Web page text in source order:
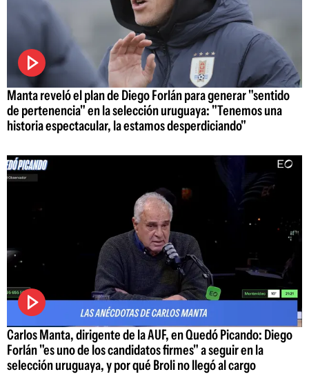
Manta reveló el plan de Diego Forlán para generar "sentido
de pertenencia" en la selección uruguaya: "Tenemos una
historia espectacular, la estamos desperdiciando"
Carlos Manta, dirigente de la AUF, en Quedó Picando: Diego
Forlán "es uno de los candidatos firmes" a seguir en la
selección uruguaya, y por qué Broli no llegó al cargo